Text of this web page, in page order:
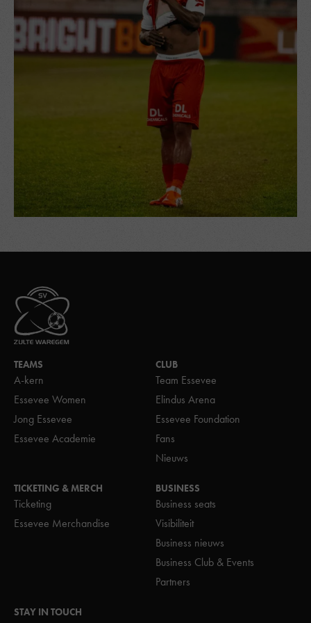
TEAMS
A-kern
Essevee Women
Jong Essevee
Essevee Academie
CLUB
Team Essevee
Elindus Arena
Essevee Foundation
Fans
Nieuws
TICKETING & MERCH
Ticketing
Essevee Merchandise
BUSINESS
Business seats
Visibiliteit
Business nieuws
Business Club & Events
Partners
STAY IN TOUCH